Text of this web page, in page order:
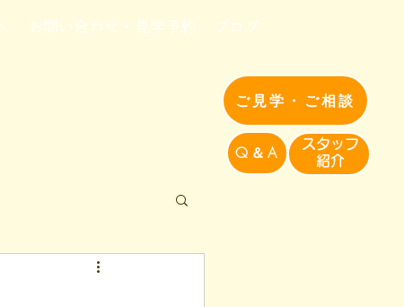
ご見学・ご相談
Q＆A
​スタッフ
紹介​
お問い合わせ・見学予約 ブログ